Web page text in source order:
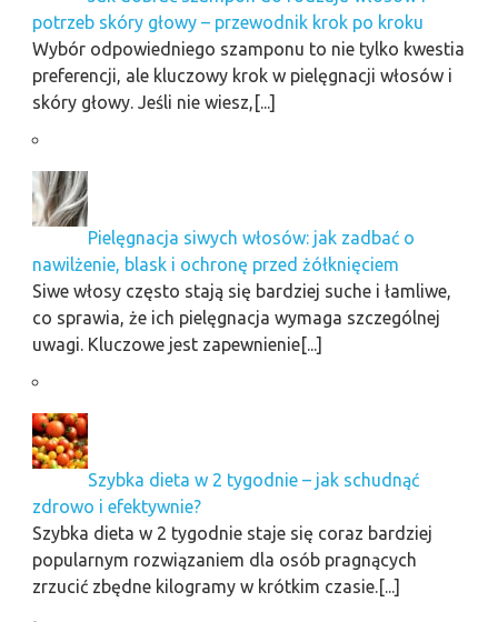
potrzeb skóry głowy – przewodnik krok po kroku
Wybór odpowiedniego szamponu to nie tylko kwestia
preferencji, ale kluczowy krok w pielęgnacji włosów i
skóry głowy. Jeśli nie wiesz,[...]
Pielęgnacja siwych włosów: jak zadbać o
nawilżenie, blask i ochronę przed żółknięciem
Siwe włosy często stają się bardziej suche i łamliwe,
co sprawia, że ich pielęgnacja wymaga szczególnej
uwagi. Kluczowe jest zapewnienie[...]
Szybka dieta w 2 tygodnie – jak schudnąć
zdrowo i efektywnie?
Szybka dieta w 2 tygodnie staje się coraz bardziej
popularnym rozwiązaniem dla osób pragnących
zrzucić zbędne kilogramy w krótkim czasie.[...]